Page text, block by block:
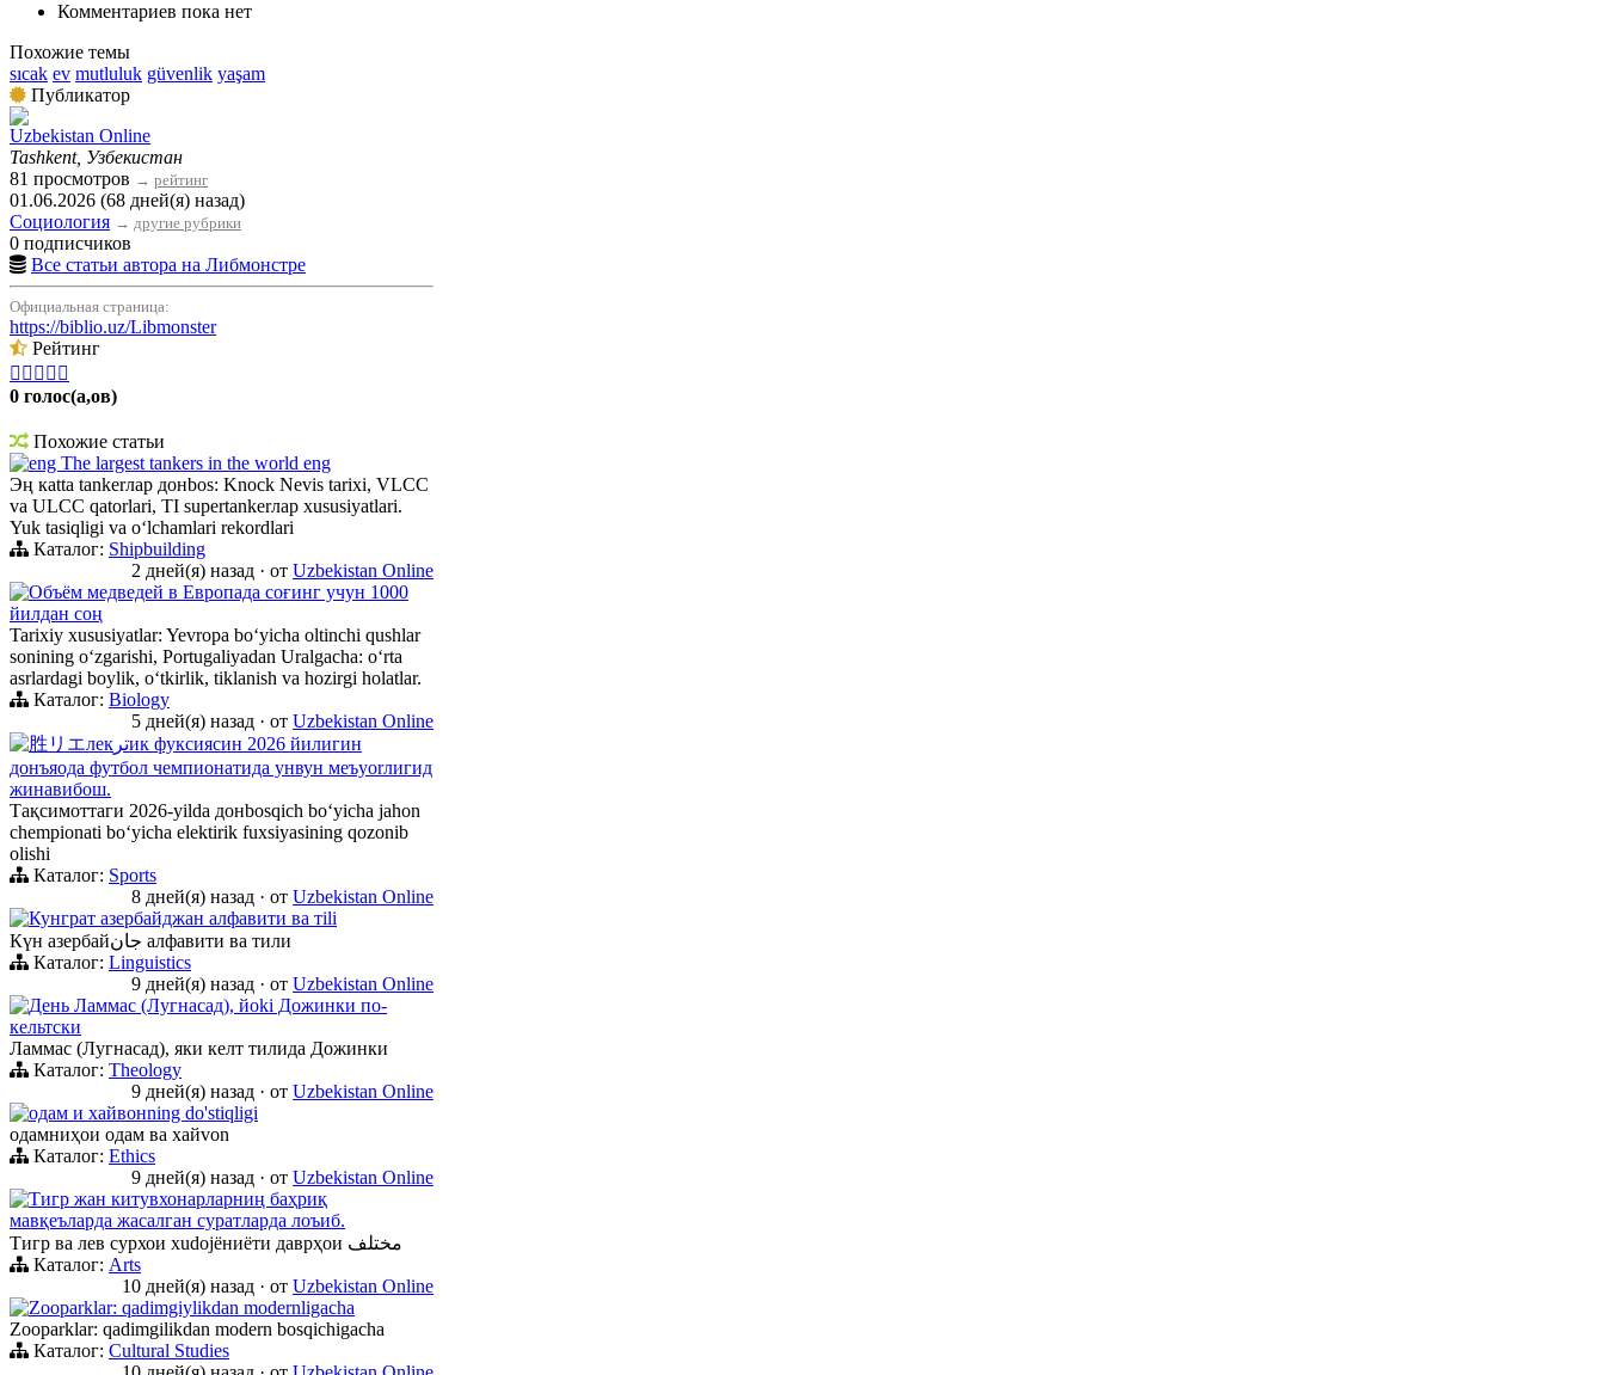
Комментариев пока нет
Похожие темы
sıcak ev mutluluk güvenlik yaşam
Публикатор
Uzbekistan Online
Tashkent, Узбекистан
81 просмотров → рейтинг
01.06.2026 (68 дней(я) назад)
Социология → другие рубрики
0 подписчиков
Все статьи автора на Либмонстре
Официальная страница:
https://biblio.uz/Libmonster
Рейтинг
    
0 голос(а,ов)
Похожие статьи
eng The largest tankers in the world eng
Эң кatta tankerлар донbos: Knock Nevis tarixi, VLCC
va ULCC qatorlari, TI supertankerлар xususiyatlari.
Yuk tasiqligi va oʻlchamlari rekordlari
Каталог: Shipbuilding
2 дней(я) назад · от Uzbekistan Online
Объём медведей в Европада соғинг учун 1000
йилдан соң
Tarixiy xususiyatlar: Yevropa boʻyicha oltinchi qushlar
sonining oʻzgarishi, Portugaliyadan Uralgacha: oʻrta
asrlardagi boylik, oʻtkirlik, tiklanish va hozirgi holatlar.
Каталог: Biology
5 дней(я) назад · от Uzbekistan Online
胜リエлекترик фуксиясин 2026 йилигин
донъяода футбол чемпионатида унвун меъyorлигид
жинавибош.
Тақсимоттаги 2026-yilda донbosqich boʻyicha jahon
chempionati boʻyicha elektirik fuxsiyasining qozonib
olishi
Каталог: Sports
8 дней(я) назад · от Uzbekistan Online
Кунграт азербайджан алфавити ва тili
Күн азербайجان алфавити ва тили
Каталог: Linguistics
9 дней(я) назад · от Uzbekistan Online
День Ламмас (Лугнасад), йoki Дожинки по-
кельтски
Ламмас (Лугнасад), яки келт тилида Дожинки
Каталог: Theology
9 дней(я) назад · от Uzbekistan Online
одам и хайвонning do'stiqligi
одамниҳои одам ва хайvon
Каталог: Ethics
9 дней(я) назад · от Uzbekistan Online
Тигр жан китувхонарларниң баҳриқ
мавқеъларда жасалган суратларда лоъиб.
Тигр ва лев сурхои хudojёниёти даврҳои مختلف
Каталог: Arts
10 дней(я) назад · от Uzbekistan Online
Zooparklar: qadimgiylikdan modernligacha
Zooparklar: qadimgilikdan modern bosqichigacha
Каталог: Cultural Studies